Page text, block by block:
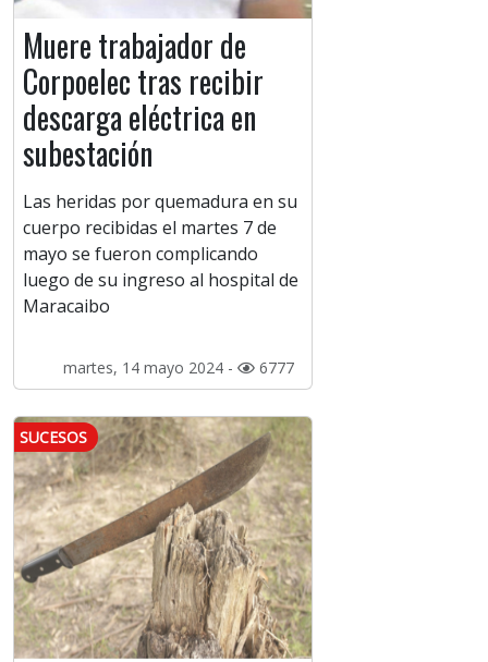
Muere trabajador de
Corpoelec tras recibir
descarga eléctrica en
subestación
Las heridas por quemadura en su
cuerpo recibidas el martes 7 de
mayo se fueron complicando
luego de su ingreso al hospital de
Maracaibo
martes, 14 mayo 2024 - 6777
SUCESOS